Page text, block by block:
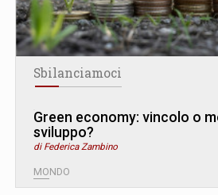
Sbilanciamoci
Green economy: vincolo o
sviluppo?
di Federica Zambino
MONDO